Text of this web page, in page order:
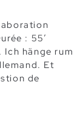
: 55’
Ich hänge rum
Et
de